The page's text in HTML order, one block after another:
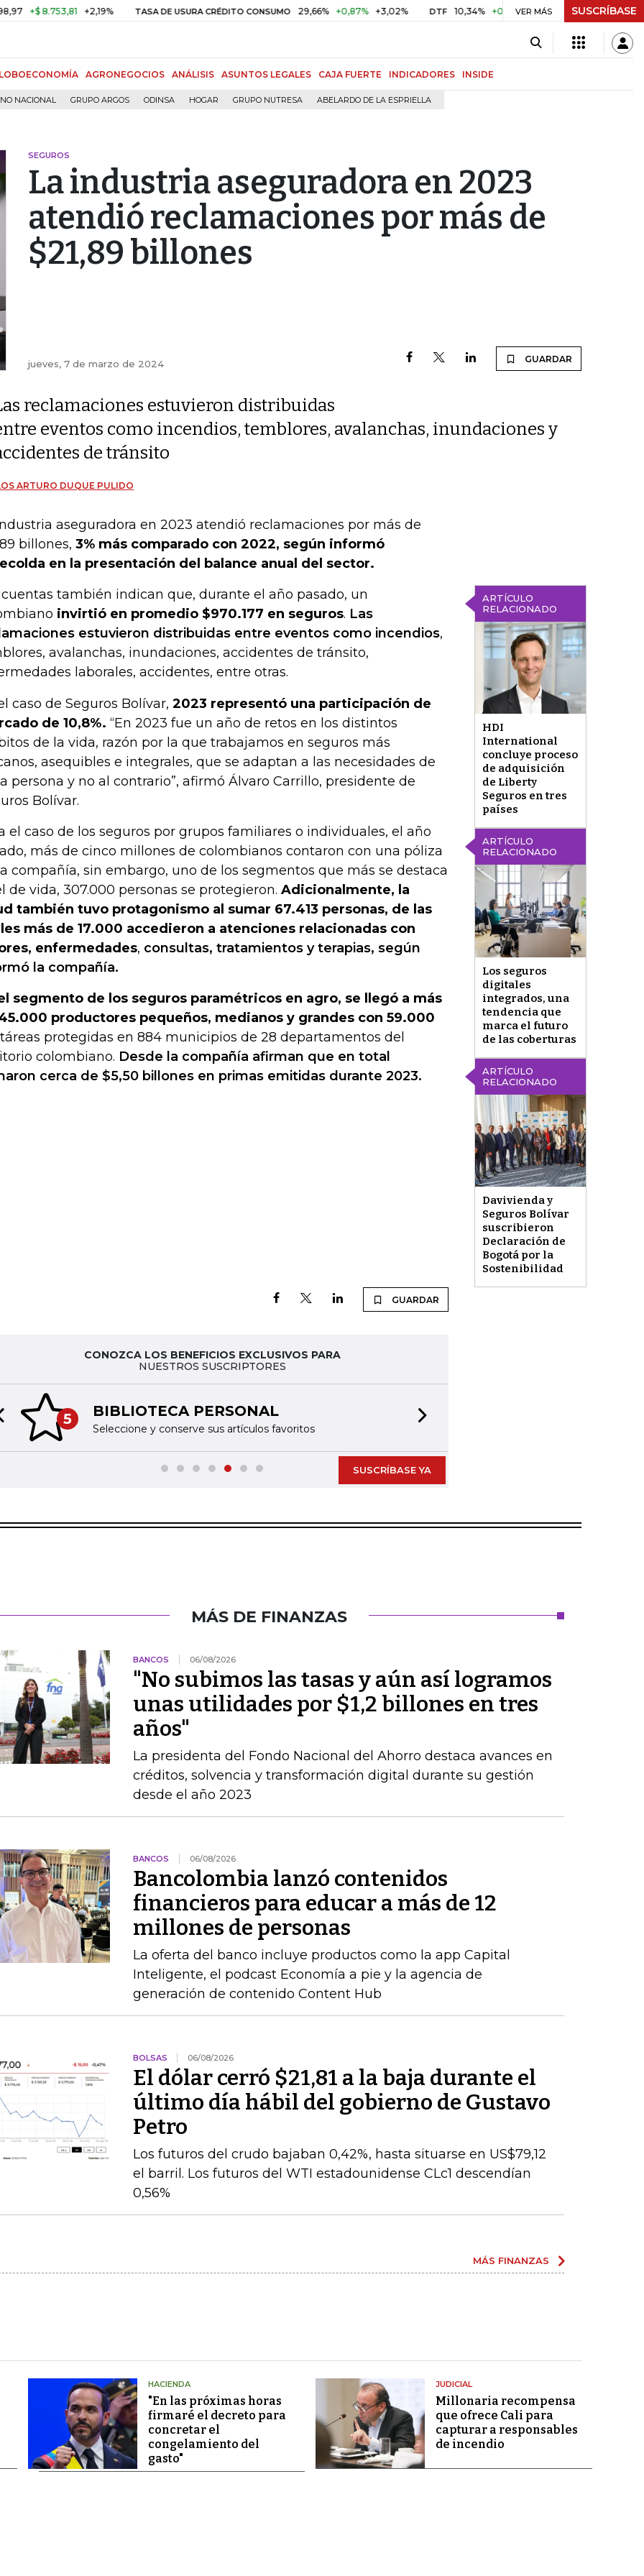
8.753,81 +2,19% TASA DE USURA CRÉDITO CONSUMO 29,66% +0,87% +3,02% DTF 10,34% +0,10% +0,98% UVR $ 417,01 +$ 0,05
VER MÁS SUSCRÍBASE
AGRONEGOCIOS ANÁLISIS ASUNTOS LEGALES CAJA FUERTE INDICADORES INSIDE
NACIONAL GRUPO ARGOS ODINSA HOGAR GRUPO NUTRESA ABELARDO DE LA ESPRIELLA
SEGUROS
La industria aseguradora en 2023
atendió reclamaciones por más de
$21,89 billones
jueves, 7 de marzo de 2024 GUARDAR
reclamaciones estuvieron distribuidas
eventos como incendios, temblores, avalanchas, inundaciones y
de tránsito
ARTURO DUQUE PULIDO
aseguradora en 2023 atendió reclamaciones por más de
billones, 3% más comparado con 2022, según informó
en la presentación del balance anual del sector.
ARTÍCULO
RELACIONADO
HDI
International
concluye proceso
de adquisición
de Liberty
Seguros en tres
países
cuentas también indican que, durante el año pasado, un
invirtió en promedio $970.177 en seguros. Las
estuvieron distribuidas entre eventos como incendios,
avalanchas, inundaciones, accidentes de tránsito,
laborales, accidentes, entre otras.
caso de Seguros Bolívar, 2023 representó una participación de
de 10,8%. “En 2023 fue un año de retos en los distintos
de la vida, razón por la que trabajamos en seguros más
asequibles e integrales, que se adaptan a las necesidades de
persona y no al contrario”, afirmó Álvaro Carrillo, presidente de
Bolívar.
ARTÍCULO
RELACIONADO
Los seguros
digitales
integrados, una
tendencia que
marca el futuro
de las coberturas
el caso de los seguros por grupos familiares o individuales, el año
más de cinco millones de colombianos contaron con una póliza
compañía, sin embargo, uno de los segmentos que más se destaca
de vida, 307.000 personas se protegieron. Adicionalmente, la
también tuvo protagonismo al sumar 67.413 personas, de las
más de 17.000 accedieron a atenciones relacionadas con
enfermedades, consultas, tratamientos y terapias, según
la compañía.
ARTÍCULO
RELACIONADO
Davivienda y
Seguros Bolívar
suscribieron
Declaración de
Bogotá por la
Sostenibilidad
segmento de los seguros paramétricos en agro, se llegó a más
productores pequeños, medianos y grandes con 59.000
protegidas en 884 municipios de 28 departamentos del
colombiano. Desde la compañía afirman que en total
cerca de $5,50 billones en primas emitidas durante 2023.
GUARDAR
CONOZCA LOS BENEFICIOS EXCLUSIVOS PARA
NUESTROS SUSCRIPTORES
5 BIBLIOTECA PERSONAL
Seleccione y conserve sus artículos favoritos
Previous slide
SUSCRÍBASE YA
MÁS DE FINANZAS
BANCOS 06/08/2026
"No subimos las tasas y aún así logramos
unas utilidades por $1,2 billones en tres
años"
La presidenta del Fondo Nacional del Ahorro destaca avances en
créditos, solvencia y transformación digital durante su gestión
desde el año 2023
BANCOS 06/08/2026
Bancolombia lanzó contenidos
financieros para educar a más de 12
millones de personas
La oferta del banco incluye productos como la app Capital
Inteligente, el podcast Economía a pie y la agencia de
generación de contenido Content Hub
BOLSAS 06/08/2026
El dólar cerró $21,81 a la baja durante el
último día hábil del gobierno de Gustavo
Petro
Los futuros del crudo bajaban 0,42%, hasta situarse en US$79,12
el barril. Los futuros del WTI estadounidense CLc1 descendían
0,56%
MÁS FINANZAS
HACIENDA
"En las próximas horas
firmaré el decreto para
concretar el
congelamiento del
gasto"
JUDICIAL
Millonaria recompensa
que ofrece Cali para
capturar a responsables
de incendio